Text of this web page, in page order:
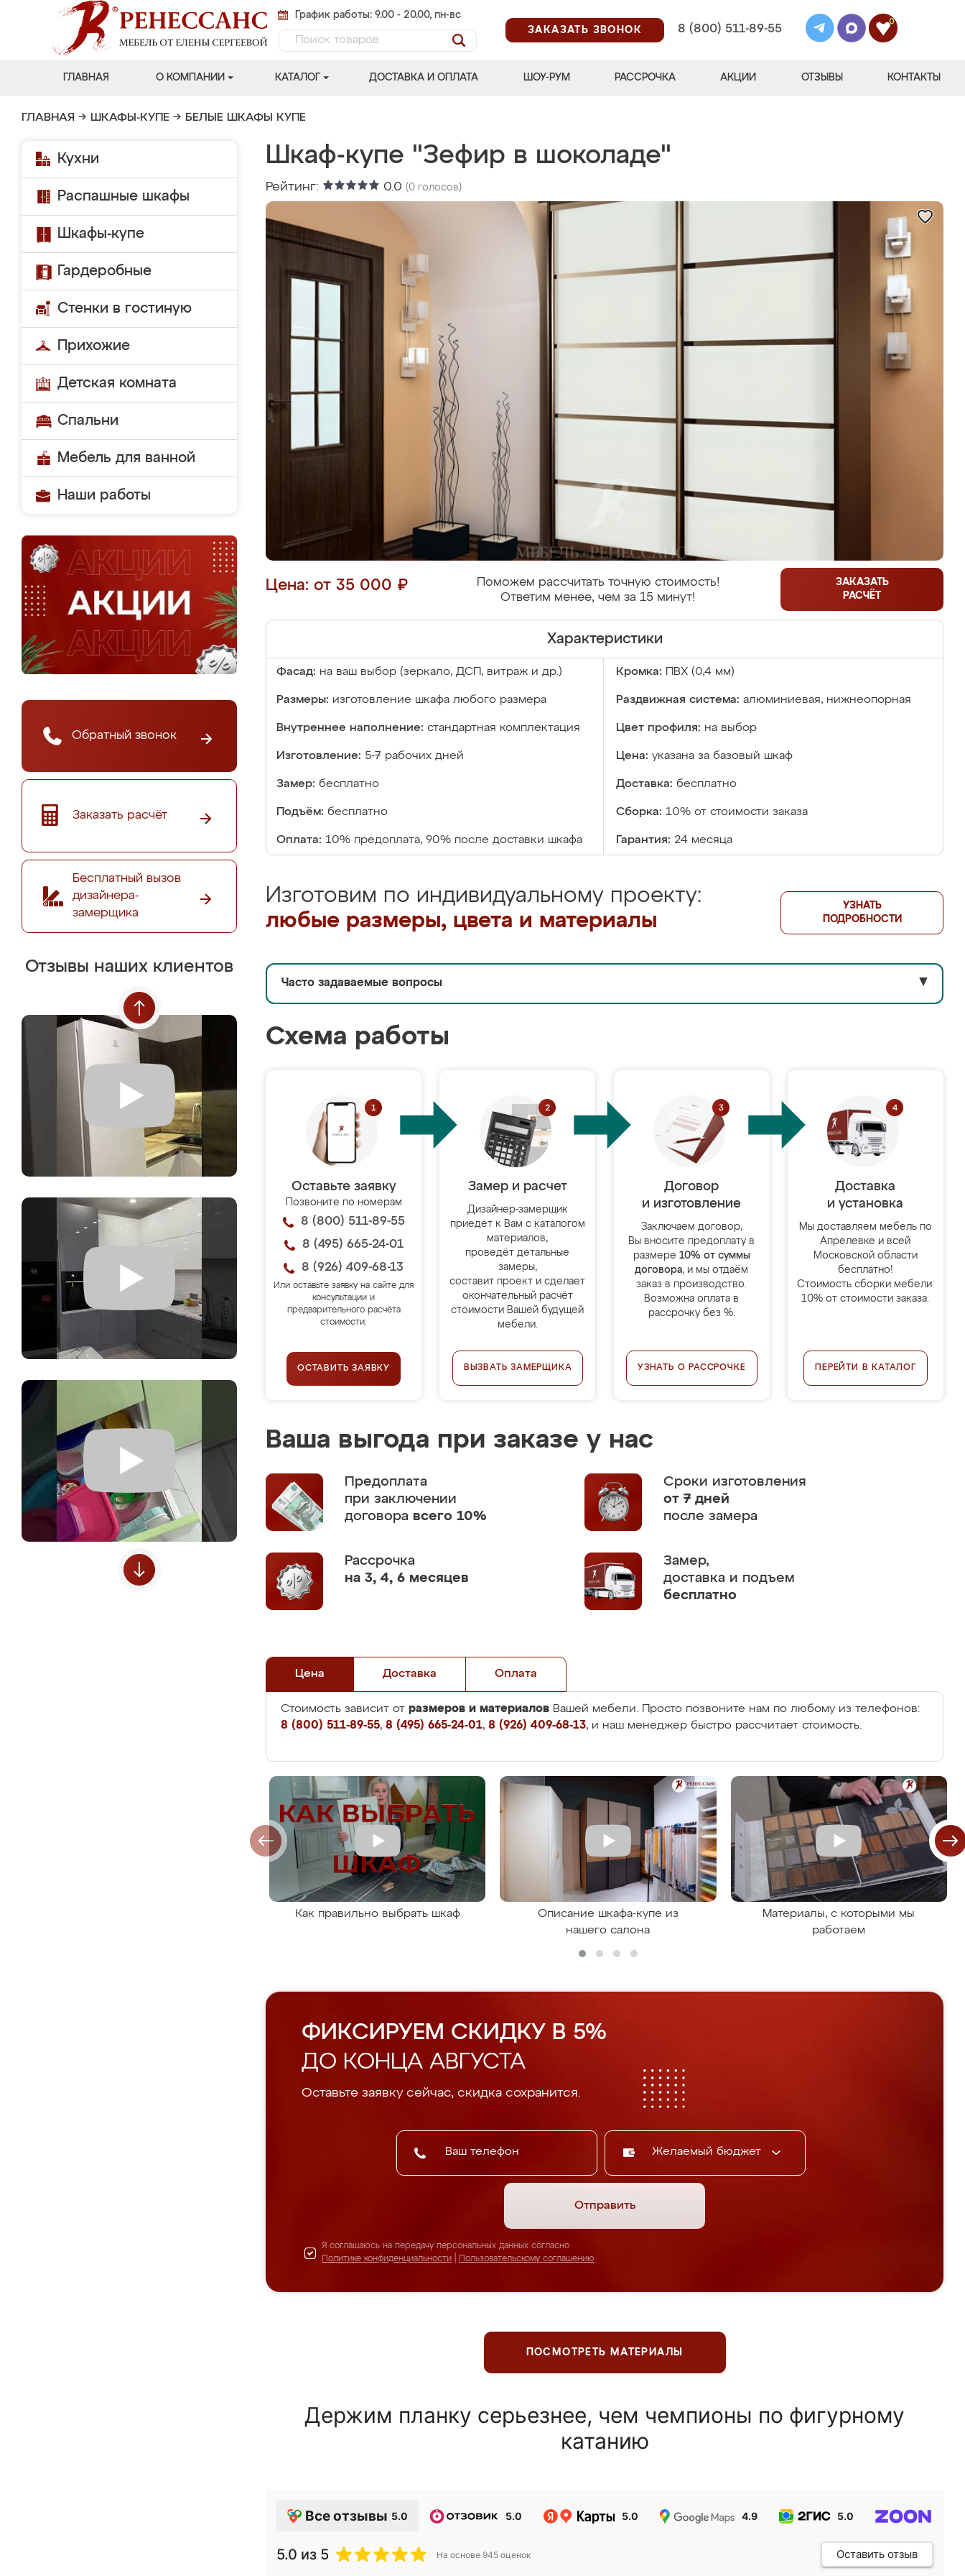
График работы: 9.00 - 20.00, пн-вс
ЗАКАЗАТЬ ЗВОНОК
8 (800) 511-89-55
0
ГЛАВНАЯ О КОМПАНИИ КАТАЛОГ ДОСТАВКА И ОПЛАТА ШОУ-РУМ РАССРОЧКА АКЦИИ ОТЗЫВЫ КОНТАКТЫ
ГЛАВНАЯ → ШКАФЫ-КУПЕ → БЕЛЫЕ ШКАФЫ КУПЕ
Кухни
Распашные шкафы
Шкафы-купе
Гардеробные
Стенки в гостиную
Прихожие
Детская комната
Спальни
Мебель для ванной
Наши работы
Обратный звонок
Заказать расчёт
Бесплатный вызов
дизайнера-
замерщика
Отзывы наших клиентов
Шкаф-купе "Зефир в шоколаде"
Рейтинг: 0.0 (0 голосов)
Цена: от 35 000 ₽
Поможем рассчитать точную стоимость!
Ответим менее, чем за 15 минут!
ЗАКАЗАТЬ
РАСЧЁТ
Характеристики
Фасад: на ваш выбор (зеркало, ДСП, витраж и др.) Кромка: ПВХ (0,4 мм)
Размеры: изготовление шкафа любого размера Раздвижная система: алюминиевая, нижнеопорная
Внутреннее наполнение: стандартная комплектация Цвет профиля: на выбор
Изготовление: 5-7 рабочих дней Цена: указана за базовый шкаф
Замер: бесплатно Доставка: бесплатно
Подъём: бесплатно Сборка: 10% от стоимости заказа
Оплата: 10% предоплата, 90% после доставки шкафа Гарантия: 24 месяца
Изготовим по индивидуальному проекту:
любые размеры, цвета и материалы
УЗНАТЬ
ПОДРОБНОСТИ
Часто задаваемые вопросы ▼
Схема работы
Оставьте заявку
Позвоните по номерам
8 (800) 511-89-55
8 (495) 665-24-01
8 (926) 409-68-13
Или оставьте заявку на сайте для
консультации и
предварительного расчёта
стоимости.
ОСТАВИТЬ ЗАЯВКУ
Замер и расчет
Дизайнер-замерщик
приедет к Вам с каталогом
материалов,
проведёт детальные
замеры,
составит проект и сделает
окончательный расчёт
стоимости Вашей будущей
мебели.
ВЫЗВАТЬ ЗАМЕРЩИКА
Договор
и изготовление
Заключаем договор,
Вы вносите предоплату в
размере 10% от суммы
договора, и мы отдаём
заказ в производство.
Возможна оплата в
рассрочку без %.
УЗНАТЬ О РАССРОЧКЕ
Доставка
и установка
Мы доставляем мебель по
Апрелевке и всей
Московской области
бесплатно!
Стоимость сборки мебели:
10% от стоимости заказа.
ПЕРЕЙТИ В КАТАЛОГ
Ваша выгода при заказе у нас
Предоплата
при заключении
договора всего 10%
Сроки изготовления
от 7 дней
после замера
Рассрочка
на 3, 4, 6 месяцев
Замер,
доставка и подъем
бесплатно
Цена Доставка Оплата
Стоимость зависит от размеров и материалов Вашей мебели. Просто позвоните нам по любому из телефонов:
8 (800) 511-89-55, 8 (495) 665-24-01, 8 (926) 409-68-13, и наш менеджер быстро рассчитает стоимость.
Как правильно выбрать шкаф
Описание шкафа-купе из
нашего салона
Материалы, с которыми мы
работаем
ФИКСИРУЕМ СКИДКУ В 5%
ДО КОНЦА АВГУСТА
Оставьте заявку сейчас, скидка сохранится.
Желаемый бюджет
Отправить
Я соглашаюсь на передачу персональных данных согласно
Политике конфиденциальности
Пользовательскому соглашению
ПОСМОТРЕТЬ МАТЕРИАЛЫ
Держим планку серьезнее, чем чемпионы по фигурному
катанию
Все отзывы 5.0 5.0 5.0 4.9 5.0
5.0 из 5 На основе 945 оценок Оставить отзыв